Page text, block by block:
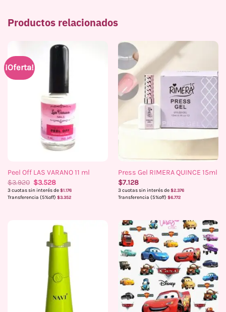
Productos relacionados
¡Oferta!
Peel Off LAS VARANO 11 ml
$3.920 El
precio
original
$3.528El
precio
actual
3 cuotas sin interés de $1.176
Transferencia (5%off) $3.352
Press Gel RIMERA QUINCE 15ml
$7.128
3 cuotas sin interés de $2.376
Transferencia (5%off) $6.772